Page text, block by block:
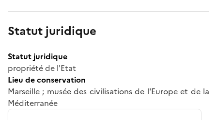
Statut juridique
Statut juridique
propriété de l'Etat
Lieu de conservation
Marseille ; musée des civilisations de l'Europe et de la
Méditerranée